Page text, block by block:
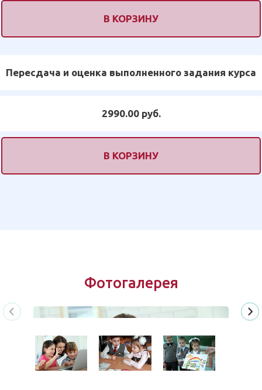
В КОРЗИНУ
Пересдача и оценка выполненного задания курса
2990.00 руб.
В КОРЗИНУ
Фотогалерея